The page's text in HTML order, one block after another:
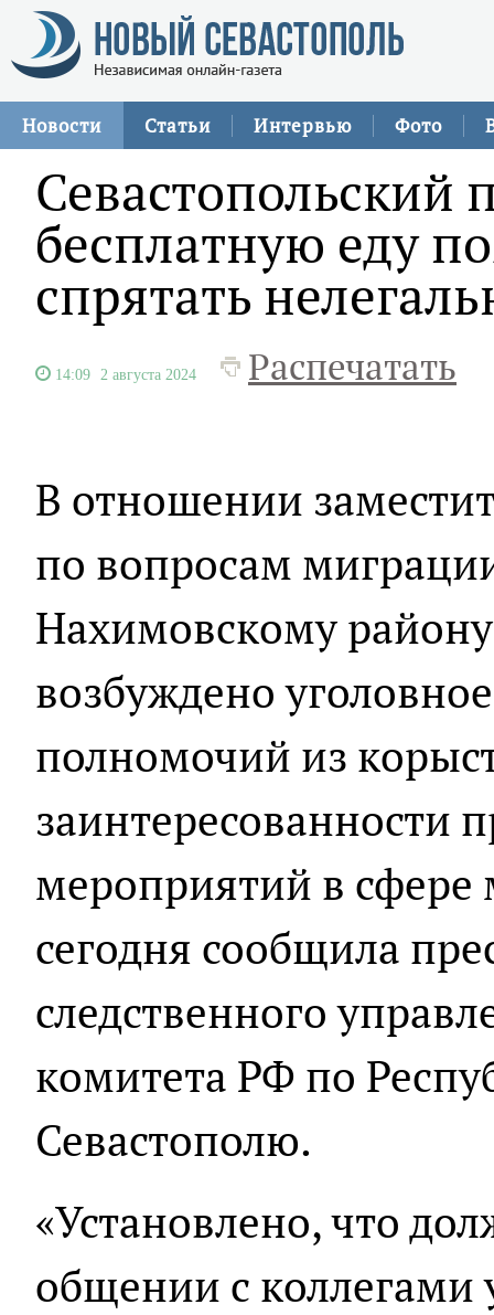
Новости Статьи Интервью Фото
Севастопольский
бесплатную еду
спрятать
14:09 2 августа 2024 Распечатать
В отношении
по вопросам
Нахимовскому
возбуждено
полномочий из
заинтересованности
мероприятий в
сегодня сообщила
следственного
комитета РФ по
Севастополю.
«Установлено, что
общении с коллегами